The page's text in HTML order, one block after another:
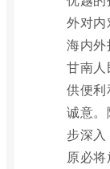
外对
海内
甘南
供便
诚意
步深
原必